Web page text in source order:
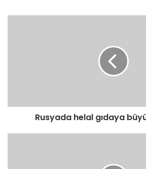
Rusyada helal gıdaya